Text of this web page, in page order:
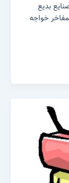
بدیع
خواجه